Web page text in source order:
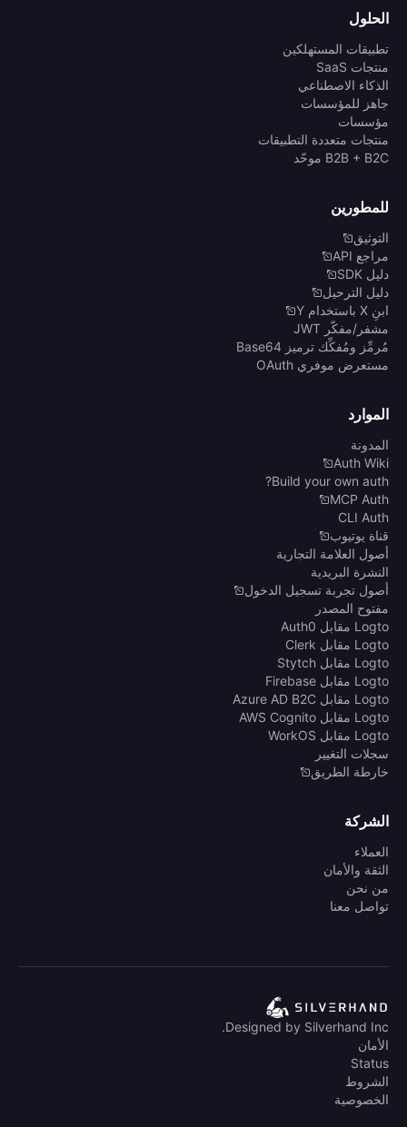
الحلول
تطبيقات المستهلكين
منتجات SaaS
الذكاء الاصطناعي
جاهز للمؤسسات
مؤسسات
منتجات متعددة التطبيقات
B2B + B2C موحّد
للمطورين
التوثيق
مراجع API
دليل SDK
دليل الترحيل
ابنِ X باستخدام Y
مشفر/مفكّر JWT
مُرمِّز ومُفكِّك ترميز Base64
مستعرض موفري OAuth
الموارد
المدونة
Auth Wiki
Build your own auth?
MCP Auth
CLI Auth
قناة يوتيوب
أصول العلامة التجارية
النشرة البريدية
أصول تجربة تسجيل الدخول
مفتوح المصدر
Logto مقابل Auth0
Logto مقابل Clerk
Logto مقابل Stytch
Logto مقابل Firebase
Logto مقابل Azure AD B2C
Logto مقابل AWS Cognito
Logto مقابل WorkOS
سجلات التغيير
خارطة الطريق
الشركة
العملاء
الثقة والأمان
من نحن
تواصل معنا
Designed by Silverhand Inc.
الأمان
Status
الشروط
الخصوصية